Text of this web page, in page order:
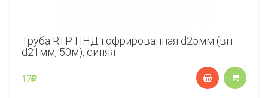
Труба RTP ПНД гофрированная d25мм (вн.
d21мм, 50м), синяя
17